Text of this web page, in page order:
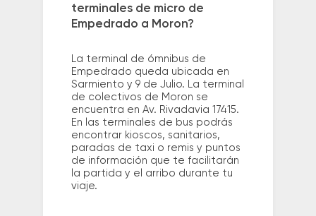
terminales de micro de
Empedrado a Moron?
La terminal de ómnibus de
Empedrado queda ubicada en
Sarmiento y 9 de Julio. La terminal
de colectivos de Moron se
encuentra en Av. Rivadavia 17415.
En las terminales de bus podrás
encontrar kioscos, sanitarios,
paradas de taxi o remis y puntos
de información que te facilitarán
la partida y el arribo durante tu
viaje.